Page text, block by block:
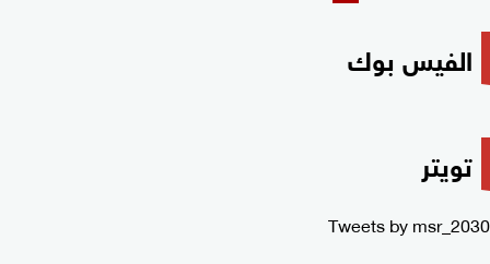
الفيس بوك
تويتر
Tweets by msr_2030